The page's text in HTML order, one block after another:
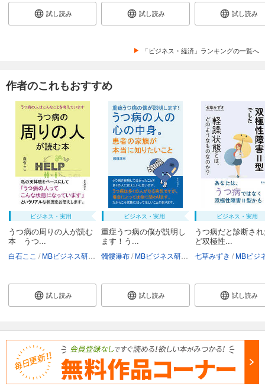
試し読み 試し読み 試し読み
「ビジネス・経済」ランキングの一覧へ
作者のこれもおすすめ
ビジネス・実用
うつ病の周りの人が読む
本 うつ...
白石ここ MBビジネス研究班
試し読み
ビジネス・実用
重症うつ病の僕が説明し
ます！う...
髑髏瀑布 MBビジネス研究班
試し読み
ビジネス・実用
うつ病だと診断さ
ど双極性...
七草みずき MBビジネス
試し読み